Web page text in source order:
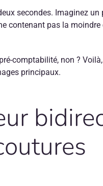
secondes. Imaginez un
contenant pas la
comptabilité, non ?
principaux.